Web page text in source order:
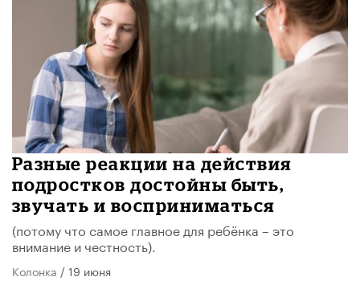
Разные реакции на действия
подростков достойны быть,
звучать и восприниматься
(потому что самое главное для ребёнка – это
внимание и честность).
Колонка / 19 июня